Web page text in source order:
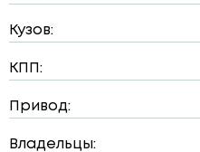
Кузов:
КПП:
Привод:
Владельцы: